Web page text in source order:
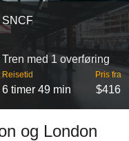
SNCF
Tren med 1 overføring
Reisetid
6 timer 49 min
Pris fra
$416
og London